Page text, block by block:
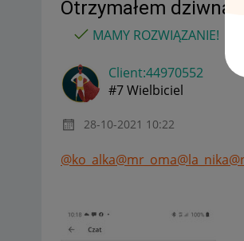
Otrzymałem dziwną
MAMY ROZWIĄZANIE!
Client:44970552
#7 Wielbiciel
‎28-10-2021 10:22
@ko_alka@mr_oma@la_nika